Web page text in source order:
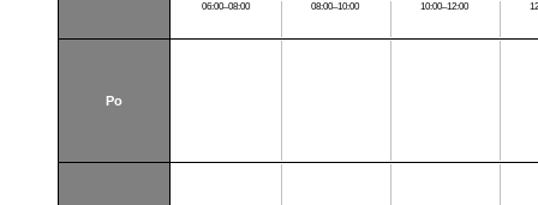
06:00–08:00 08:00–10:00 10:00–12:00
Po